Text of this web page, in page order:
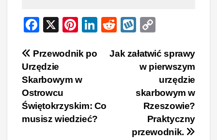
F
c
e
b
o
o
X
Pi
er
st
Li
n
R
d
W
o
p
p
y
Li
n
k
Nawigacja
wpisu
Jak załatwić sprawy
w pierwszym
urzędzie
skarbowym w
Rzeszowie?
Praktyczny
przewodnik.
Przewodnik po
Urzędzie
Skarbowym w
Ostrowcu
Świętokrzyskim: Co
musisz wiedzieć?